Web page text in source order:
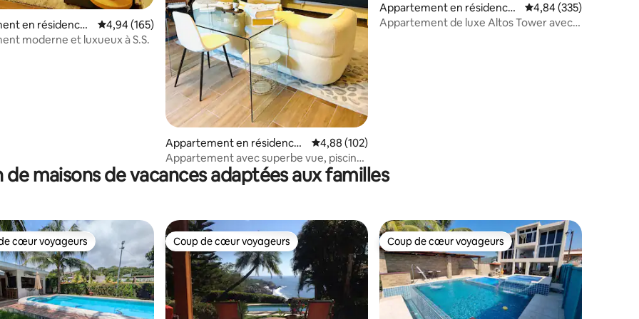
base de 110 commentaires : 4,98 sur 5
en résidence ⋅
Évaluation moyenne sur la base de 165 commentaires : 4,94 sur 5
4,94 (165)
moderne et luxueux à S.S.
Appartement en résidence ⋅
San Salvador
Évaluation moyenne sur la base de 102 commentaires : 4,88 sur 5
4,88 (102)
Appartement avec superbe vue, piscine
et salle de sport, San Salvador
Appartement en résidence
⋅ San Salvador
Évaluation moyenne
4,84 (335)
Appartement de luxe Altos Tower avec
de maisons de vacances adaptées aux familles
cœur voyageurs les plus appréciés
cœur voyageurs Coup de cœur voyageurs
Coup de cœur voyageurs Coup de cœur voyageurs
Coup de cœur voyageurs